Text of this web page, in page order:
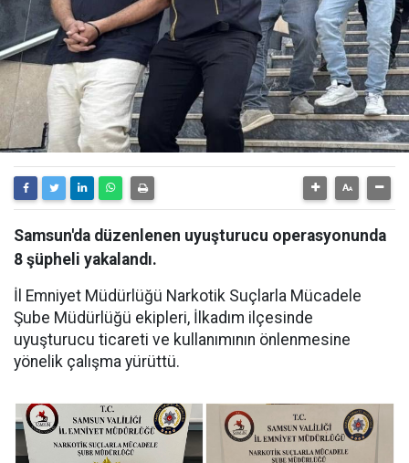
Samsun'da düzenlenen uyuşturucu operasyonunda
8 şüpheli yakalandı.
İl Emniyet Müdürlüğü Narkotik Suçlarla Mücadele
Şube Müdürlüğü ekipleri, İlkadım ilçesinde
uyuşturucu ticareti ve kullanımının önlenmesine
yönelik çalışma yürüttü.